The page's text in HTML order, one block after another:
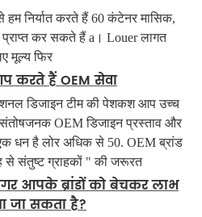
हम निर्यात करते हैं 60 कंटेनर मासिक,
प्राप्त कर सकते हैं a। Louer लागत
मूल्य फिर
करते हैं OEM सेवा
डिजाइन टीम की पेशकश आप उच्च
OEM डिजाइन प्रस्ताव और
धन है लोर अधिक से 50. OEM ब्रांड
से संतुष्ट ग्राहकों " की जरूरत
आपके ब्रांडों को बेचकर लाभ
जा सकता है?